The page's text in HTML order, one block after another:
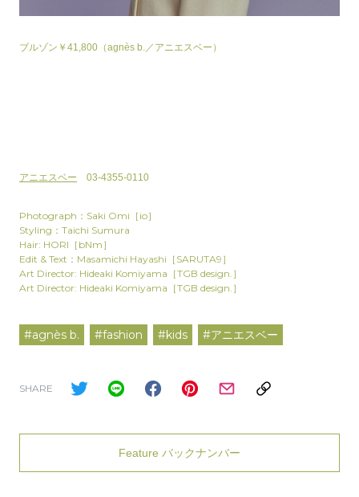
ブルゾン￥41,800（agnès b.／アニエスベー）
アニエスベー 03-4355-0110
Photograph：Saki Omi［io］
Styling：Taichi Sumura
Hair: HORI［bNm］
Edit & Text：Masamichi Hayashi［SARUTA9］
Art Director: Hideaki Komiyama［TGB design.］
Art Director: Hideaki Komiyama［TGB design.］
#agnès b. #fashion #kids #アニエスベー
SHARE
Feature バックナンバー